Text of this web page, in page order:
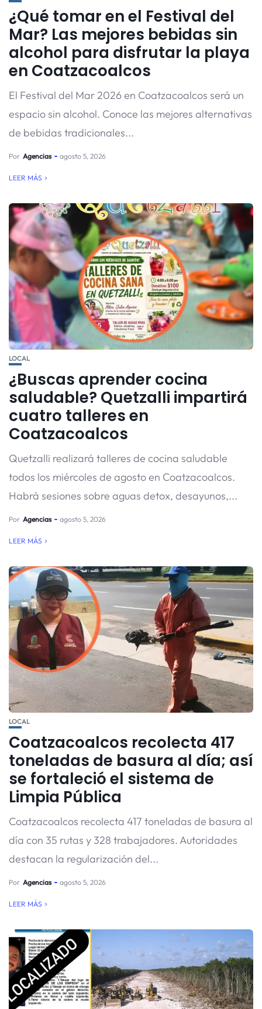
¿Qué tomar en el Festival del
Mar? Las mejores bebidas sin
alcohol para disfrutar la playa
en Coatzacoalcos
El Festival del Mar 2026 en Coatzacoalcos será un
espacio sin alcohol. Conoce las mejores alternativas
de bebidas tradicionales...
Por Agencias agosto 5, 2026
LEER MÁS
LOCAL
¿Buscas aprender cocina
saludable? Quetzalli impartirá
cuatro talleres en
Coatzacoalcos
Quetzalli realizará talleres de cocina saludable
todos los miércoles de agosto en Coatzacoalcos.
Habrá sesiones sobre aguas detox, desayunos,...
Por Agencias agosto 5, 2026
LEER MÁS
LOCAL
Coatzacoalcos recolecta 417
toneladas de basura al día; así
se fortaleció el sistema de
Limpia Pública
Coatzacoalcos recolecta 417 toneladas de basura al
día con 35 rutas y 328 trabajadores. Autoridades
destacan la regularización del...
Por Agencias agosto 5, 2026
LEER MÁS